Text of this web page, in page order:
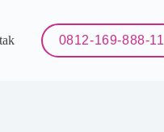
0812-169-888-11